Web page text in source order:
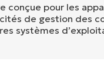
conçue pour les
de gestion des
systèmes